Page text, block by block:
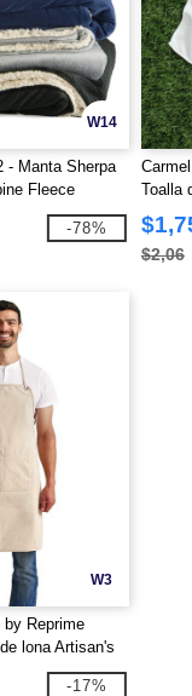
W14
- Manta Sherpa
Fleece
-78%
Toalla
$2,06
W3
Reprime
lona Artisan's
-17%